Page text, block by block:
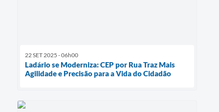
22 SET 2025 - 06h00
Ladário se Moderniza: CEP por Rua Traz Mais
Agilidade e Precisão para a Vida do Cidadão